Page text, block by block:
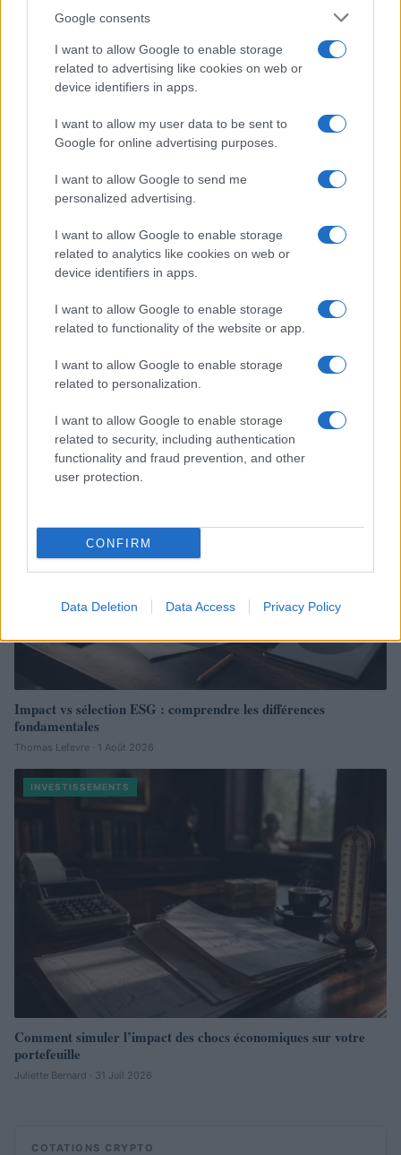
Google consents
I want to allow Google to enable storage
related to advertising like cookies on web or
device identifiers in apps.
I want to allow my user data to be sent to
Google for online advertising purposes.
I want to allow Google to send me
personalized advertising.
I want to allow Google to enable storage
related to analytics like cookies on web or
device identifiers in apps.
I want to allow Google to enable storage
related to functionality of the website or app.
I want to allow Google to enable storage
related to personalization.
I want to allow Google to enable storage
related to security, including authentication
functionality and fraud prevention, and other
user protection.
CONFIRM
Data Deletion Data Access Privacy Policy
Continuez la lecture
Comparaison des comptes solo 401(k) et SEP IRA pour les
Thomas Lefevre · 2 Août 2026
INVESTISSEMENTS
Impact vs sélection ESG : comprendre les différences
fondamentales
Thomas Lefevre · 1 Août 2026
INVESTISSEMENTS
Comment simuler l’impact des chocs économiques sur votre
portefeuille
Juliette Bernard · 31 Juil 2026
COTATIONS CRYPTO